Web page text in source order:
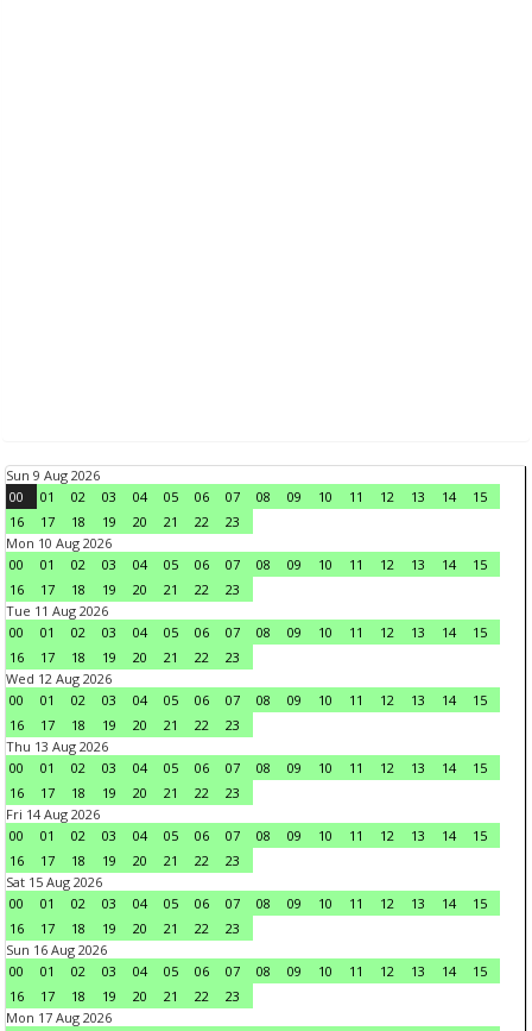
Sun 9 Aug 2026
00
01 02 03 04 05 06 07 08 09 10 11 12 13 14
15
16
17 18 19 20 21 22
23
Mon 10 Aug 2026
00
01 02 03 04 05 06 07 08 09 10 11 12 13 14
15
16
17 18 19 20 21 22
23
Tue 11 Aug 2026
00
01 02 03 04 05 06 07 08 09 10 11 12 13 14
15
16
17 18 19 20 21 22
23
Wed 12 Aug 2026
00
01 02 03 04 05 06 07 08 09 10 11 12 13 14
15
16
17 18 19 20 21 22
23
Thu 13 Aug 2026
00
01 02 03 04 05 06 07 08 09 10 11 12 13 14
15
16
17 18 19 20 21 22
23
Fri 14 Aug 2026
00
01 02 03 04 05 06 07 08 09 10 11 12 13 14
15
16
17 18 19 20 21 22
23
Sat 15 Aug 2026
00
01 02 03 04 05 06 07 08 09 10 11 12 13 14
15
16
17 18 19 20 21 22
23
Sun 16 Aug 2026
00
01 02 03 04 05 06 07 08 09 10 11 12 13 14
15
16
17 18 19 20 21 22
23
Mon 17 Aug 2026